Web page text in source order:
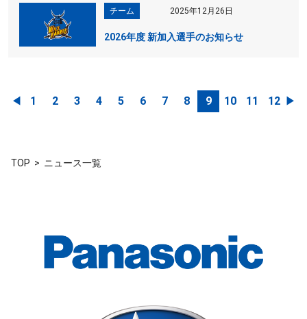
チーム 2025年12月26日
2026年度 新加入選手のお知らせ
◀︎ 1 2 3 4 5 6 7 8 9 10 11 12 ▶︎
TOP ニュース一覧